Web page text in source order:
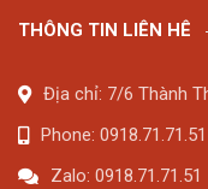
THÔNG TIN LIÊN HÊ
Địa chỉ: 7/6 Thành
Phone: 0918.71.71.51
Zalo: 0918.71.71.51